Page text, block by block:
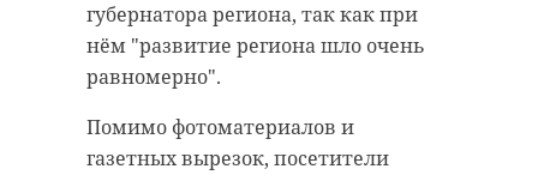
губернатора региона, так как при
нём "развитие региона шло очень
равномерно".
Помимо фотоматериалов и
газетных вырезок, посетители
гатчинский район
добровольцы
реставрация усадьба
история сосновый бор
Поделиться статьей: